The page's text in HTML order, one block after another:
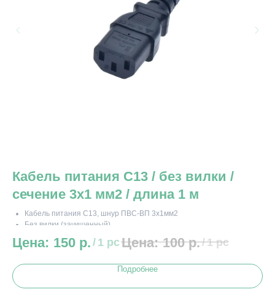
Кабель питания C13 / без вилки /
сечение 3x1 мм2 / длина 1 м
Кабель питания C13, шнур ПВС-ВП 3x1мм2
Без вилки (зачищенный)
Состояние - новый
Минимальная партия - 100 штук
150 р. / 1 pc 100 р./1 pc
Подробнее